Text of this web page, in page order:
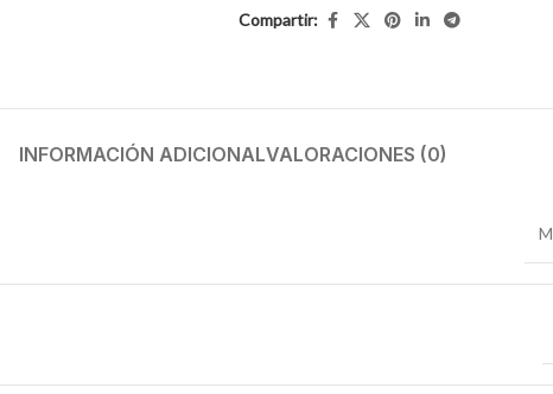
Compartir:
INFORMACIÓN ADICIONALVALORACIONES (0)